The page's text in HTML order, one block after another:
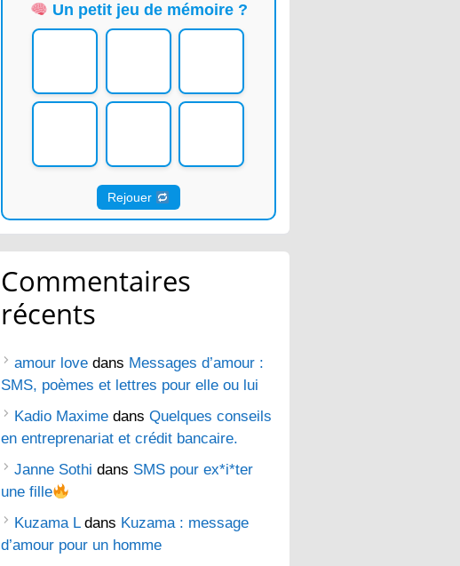
Un petit jeu de mémoire ?
Rejouer
Commentaires
récents
amour love dans Messages d’amour :
SMS, poèmes et lettres pour elle ou lui
Kadio Maxime dans Quelques conseils
en entreprenariat et crédit bancaire.
Janne Sothi dans SMS pour ex*i*ter
une fille
Kuzama Ldans Kuzama : message
d’amour pour un homme